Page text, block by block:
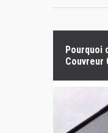
Pourquoi
Couvreur